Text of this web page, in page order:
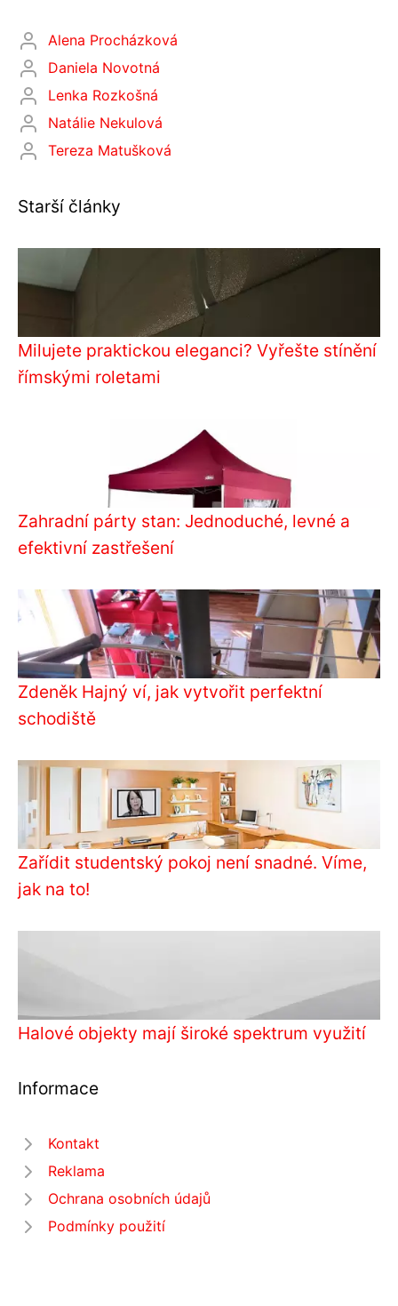
Alena Procházková
Daniela Novotná
Lenka Rozkošná
Natálie Nekulová
Tereza Matušková
Starší články
Milujete praktickou eleganci? Vyřešte stínění
římskými roletami
Zahradní párty stan: Jednoduché, levné a
efektivní zastřešení
Zdeněk Hajný ví, jak vytvořit perfektní
schodiště
Zařídit studentský pokoj není snadné. Víme,
jak na to!
Halové objekty mají široké spektrum využití
Informace
Kontakt
Reklama
Ochrana osobních údajů
Podmínky použití